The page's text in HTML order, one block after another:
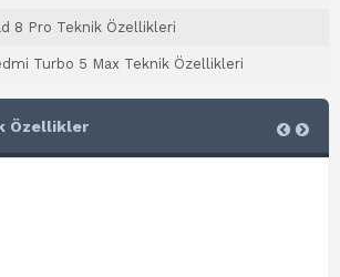
8 Pro Teknik Özellikleri
Turbo 5 Max Teknik Özellikleri
Özellikler